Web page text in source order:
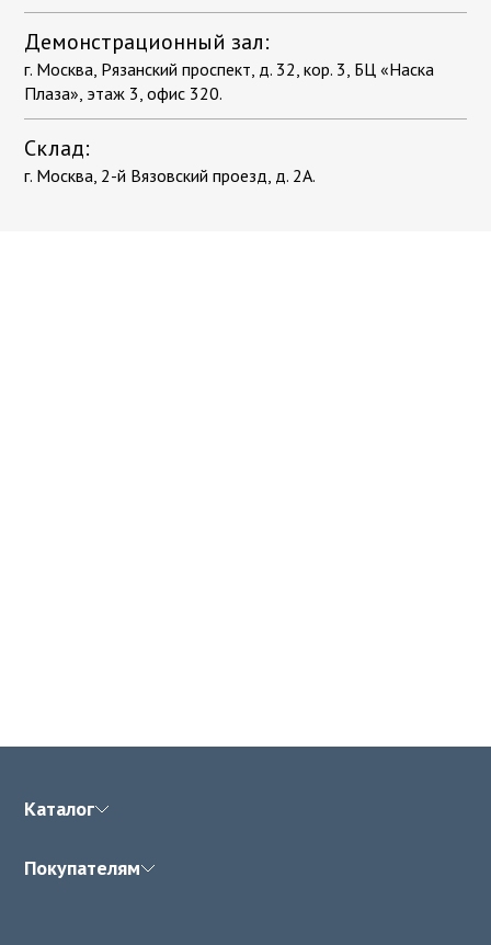
Демонстрационный зал:
г. Москва, Рязанский проспект, д. 32, кор. 3, БЦ «Наска
Плаза», этаж 3, офис 320.
Склад:
г. Москва, 2-й Вязовский проезд, д. 2А.
Каталог
Покупателям